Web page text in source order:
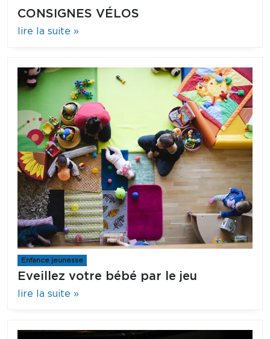
CONSIGNES VÉLOS
lire la suite »
Enfance jeunesse
Eveillez votre bébé par le jeu
lire la suite »